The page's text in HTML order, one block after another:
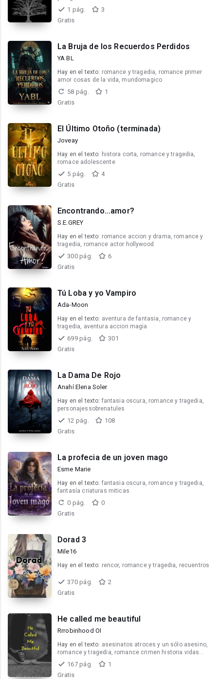
1 pág.
3
Gratis
La Bruja de los Recuerdos Perdidos
YA BL
Hay en el texto: romance y tragedia, romance primer
amor cosas de la vida, mundomagico
58 pág.
1
Gratis
El Último Otoño (terminada)
Joveay
Hay en el texto: histora corta, romance y tragedia,
romace adolescente
5 pág.
4
Gratis
Encontrando...amor?
S.E.GREY
Hay en el texto: romance accion y drama, romance y
tragedia, romance actor hollywood
300 pág.
6
Gratis
Tú Loba y yo Vampiro
Ada-Moon
Hay en el texto: aventura de fantasia, romance y
tragedia, aventura accion magia
699 pág.
301
Gratis
La Dama De Rojo
Anahí Elena Soler
Hay en el texto: fantasia oscura, romance y tragedia,
personajessobrenatules
12 pág.
108
Gratis
La profecia de un joven mago
Esme Marie
Hay en el texto: fantasia oscura, romance y tragedia,
fantasía criaturas miticas
0 pág.
0
Gratis
Dorad 3
Mile16
Hay en el texto: rencor, romance y tragedia, recuentros
370 pág.
2
Gratis
He called me beautiful
Rrrobinhood OI
Hay en el texto: asesinatos atroces y un sólo asesino,
romance y tragedia, romance crimen historia vidas
pasadas
167 pág.
1
Gratis